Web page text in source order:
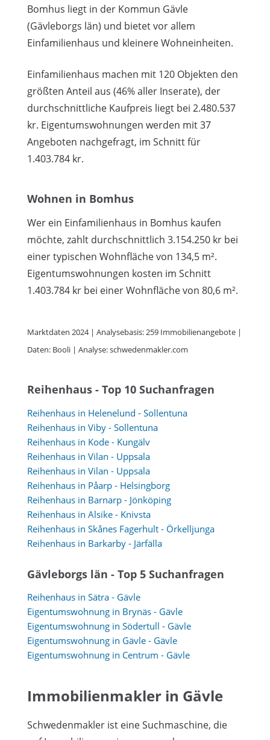
Bomhus liegt in der Kommun Gävle
(Gävleborgs län) und bietet vor allem
Einfamilienhaus und kleinere Wohneinheiten.
Einfamilienhaus machen mit 120 Objekten den
größten Anteil aus (46% aller Inserate), der
durchschnittliche Kaufpreis liegt bei 2.480.537
kr. Eigentumswohnungen werden mit 37
Angeboten nachgefragt, im Schnitt für
1.403.784 kr.
Wohnen in Bomhus
Wer ein Einfamilienhaus in Bomhus kaufen
möchte, zahlt durchschnittlich 3.154.250 kr bei
einer typischen Wohnfläche von 134,5 m².
Eigentumswohnungen kosten im Schnitt
1.403.784 kr bei einer Wohnfläche von 80,6 m².
Marktdaten 2024 | Analysebasis: 259 Immobilienangebote |
Daten: Booli | Analyse: schwedenmakler.com
Reihenhaus - Top 10 Suchanfragen
Reihenhaus in Helenelund - Sollentuna
Reihenhaus in Viby - Sollentuna
Reihenhaus in Kode - Kungälv
Reihenhaus in Vilan - Uppsala
Reihenhaus in Vilan - Uppsala
Reihenhaus in Påarp - Helsingborg
Reihenhaus in Barnarp - Jönköping
Reihenhaus in Alsike - Knivsta
Reihenhaus in Skånes Fagerhult - Örkelljunga
Reihenhaus in Barkarby - Järfälla
Gävleborgs län - Top 5 Suchanfragen
Reihenhaus in Sätra - Gävle
Eigentumswohnung in Brynäs - Gävle
Eigentumswohnung in Södertull - Gävle
Eigentumswohnung in Gävle - Gävle
Eigentumswohnung in Centrum - Gävle
Immobilienmakler in Gävle
Schwedenmakler ist eine Suchmaschine, die